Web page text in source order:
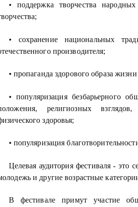
• поддержка творчества
• сохранение национальных
производителя;
• пропаганда здорового образа
• популяризация безбарьерного
религиозных
здоровья;
• популяризация
Целевая аудитория фестиваля - это
и другие возрастные
В фестивале примут участие